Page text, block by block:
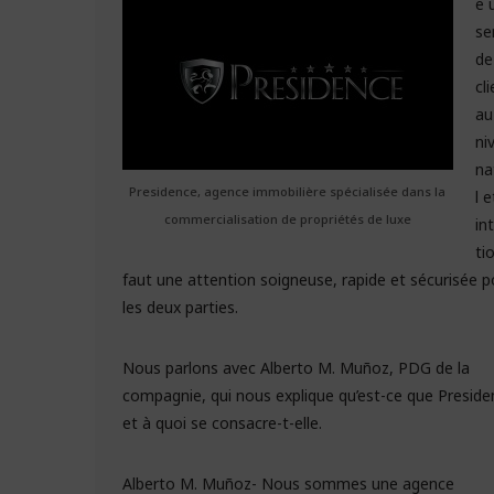
Presidence, agence immobilière spécialisée dans la
commercialisation de propriétés de luxe
de
au
l
faut une attention soigneuse, rapide et sécurisée
les deux parties.
Nous parlons avec Alberto M. Muñoz, PDG de la
compagnie, qui nous explique qu’est-ce que
et à quoi se consacre-t-elle.
Alberto M. Muñoz- Nous sommes une agence